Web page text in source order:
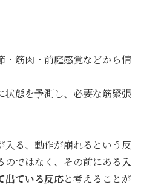
・筋肉・前庭感覚などから情
状態を予測し、必要な筋緊張
る、動作が崩れるという反
ではなく、その前にある 入
出ている反応と考えることが